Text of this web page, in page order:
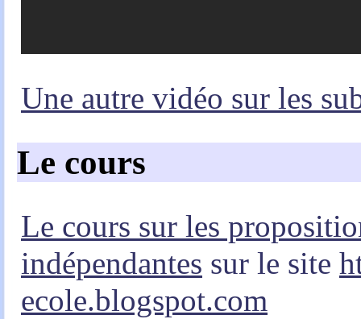
Une autre vidéo sur les
Le cours
Le cours sur les
indépendantes sur le site
ecole.blogspot.com